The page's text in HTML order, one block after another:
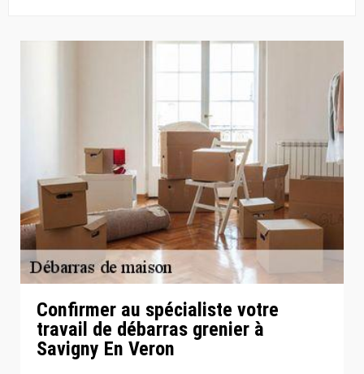
Confirmer au spécialiste votre
travail de débarras grenier à
Savigny En Veron